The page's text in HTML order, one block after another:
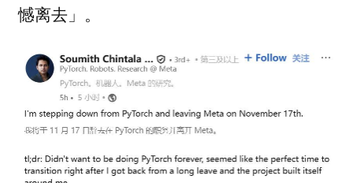
憾离去」。